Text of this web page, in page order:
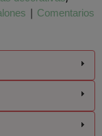
| Comentarios